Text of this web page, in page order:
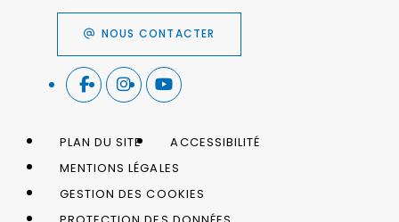
NOUS CONTACTER
PLAN DU SITE
ACCESSIBILITÉ
MENTIONS LÉGALES
GESTION DES COOKIES